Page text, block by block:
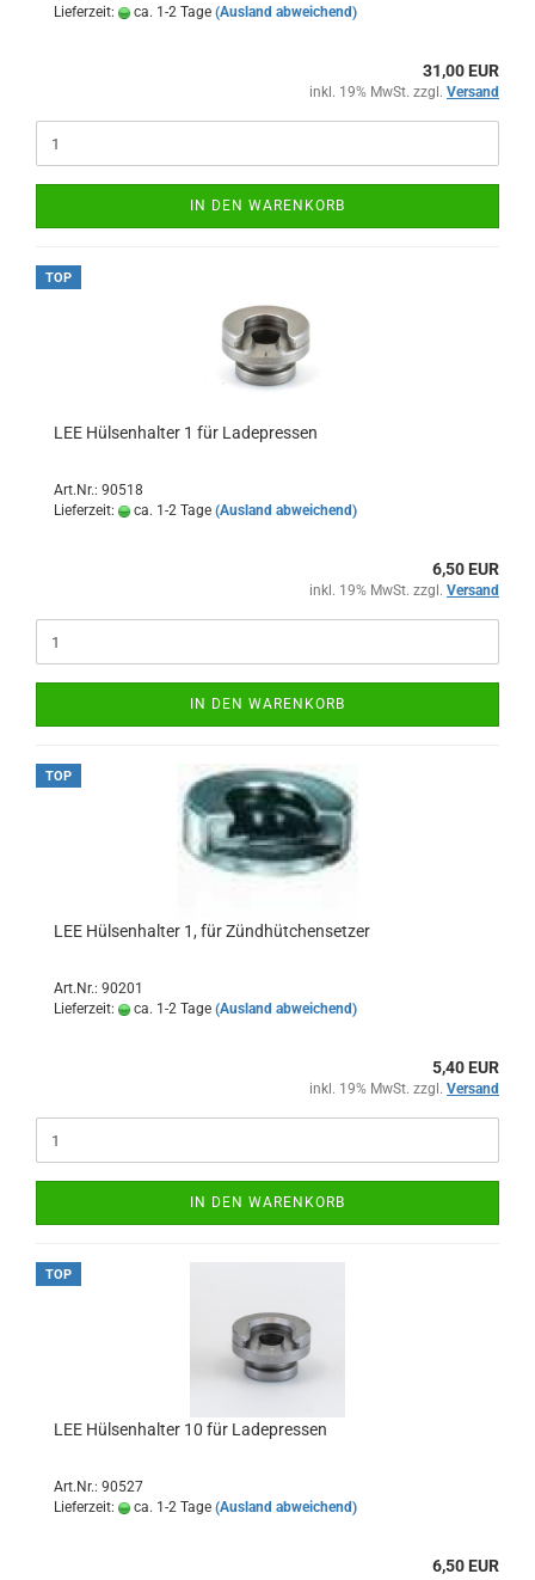
Lieferzeit:
ca. 1-2 Tage (Ausland abweichend)
31,00 EUR
inkl. 19% MwSt. zzgl. Versand
IN DEN WARENKORB
TOP
LEE Hülsenhalter 1 für Ladepressen
Art.Nr.: 90518
Lieferzeit:
ca. 1-2 Tage (Ausland abweichend)
6,50 EUR
inkl. 19% MwSt. zzgl. Versand
IN DEN WARENKORB
TOP
LEE Hülsenhalter 1, für Zündhütchensetzer
Art.Nr.: 90201
Lieferzeit:
ca. 1-2 Tage (Ausland abweichend)
5,40 EUR
inkl. 19% MwSt. zzgl. Versand
IN DEN WARENKORB
TOP
LEE Hülsenhalter 10 für Ladepressen
Art.Nr.: 90527
Lieferzeit:
ca. 1-2 Tage (Ausland abweichend)
6,50 EUR